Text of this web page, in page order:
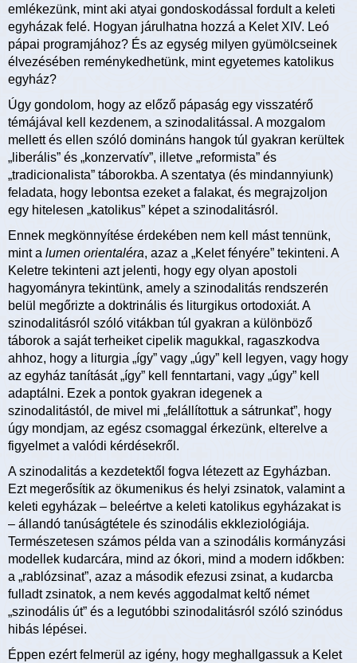
emlékezünk, mint aki atyai gondoskodással fordult a keleti
egyházak felé. Hogyan járulhatna hozzá a Kelet XIV. Leó
pápai programjához? És az egység milyen gyümölcseinek
élvezésében reménykedhetünk, mint egyetemes katolikus
egyház?
Úgy gondolom, hogy az előző pápaság egy visszatérő
témájával kell kezdenem, a szinodalitással. A mozgalom
mellett és ellen szóló domináns hangok túl gyakran kerültek
„liberális” és „konzervatív”, illetve „reformista” és
„tradicionalista” táborokba. A szentatya (és mindannyiunk)
feladata, hogy lebontsa ezeket a falakat, és megrajzoljon
egy hitelesen „katolikus” képet a szinodalitásról.
Ennek megkönnyítése érdekében nem kell mást tennünk,
mint a lumen orientaléra, azaz a „Kelet fényére” tekinteni. A
Keletre tekinteni azt jelenti, hogy egy olyan apostoli
hagyományra tekintünk, amely a szinodalitás rendszerén
belül megőrizte a doktrinális és liturgikus ortodoxiát. A
szinodalitásról szóló vitákban túl gyakran a különböző
táborok a saját terheiket cipelik magukkal, ragaszkodva
ahhoz, hogy a liturgia „így” vagy „úgy” kell legyen, vagy hogy
az egyház tanítását „így” kell fenntartani, vagy „úgy” kell
adaptálni. Ezek a pontok gyakran idegenek a
szinodalitástól, de mivel mi „felállítottuk a sátrunkat”, hogy
úgy mondjam, az egész csomaggal érkezünk, elterelve a
figyelmet a valódi kérdésekről.
A szinodalitás a kezdetektől fogva létezett az Egyházban.
Ezt megerősítik az ökumenikus és helyi zsinatok, valamint a
keleti egyházak – beleértve a keleti katolikus egyházakat is
– állandó tanúságtétele és szinodális ekkleziológiája.
Természetesen számos példa van a szinodális kormányzási
modellek kudarcára, mind az ókori, mind a modern időkben:
a „rablózsinat”, azaz a második efezusi zsinat, a kudarcba
fulladt zsinatok, a nem kevés aggodalmat keltő német
„szinodális út” és a legutóbbi szinodalitásról szóló szinódus
hibás lépései.
Éppen ezért felmerül az igény, hogy meghallgassuk a Kelet